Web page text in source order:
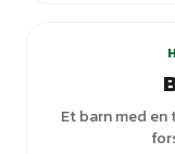
Et barn med